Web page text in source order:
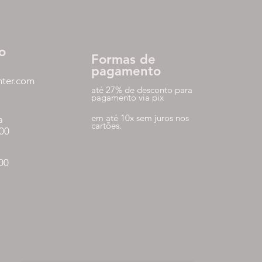
Formas de
pagamento
até 27% de desconto para
pagamento via pix
em até 10x sem juros nos
cartões.